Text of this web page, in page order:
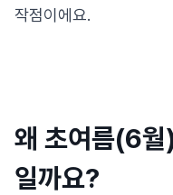
작점이에요.
왜 초여름(6월
일까요?